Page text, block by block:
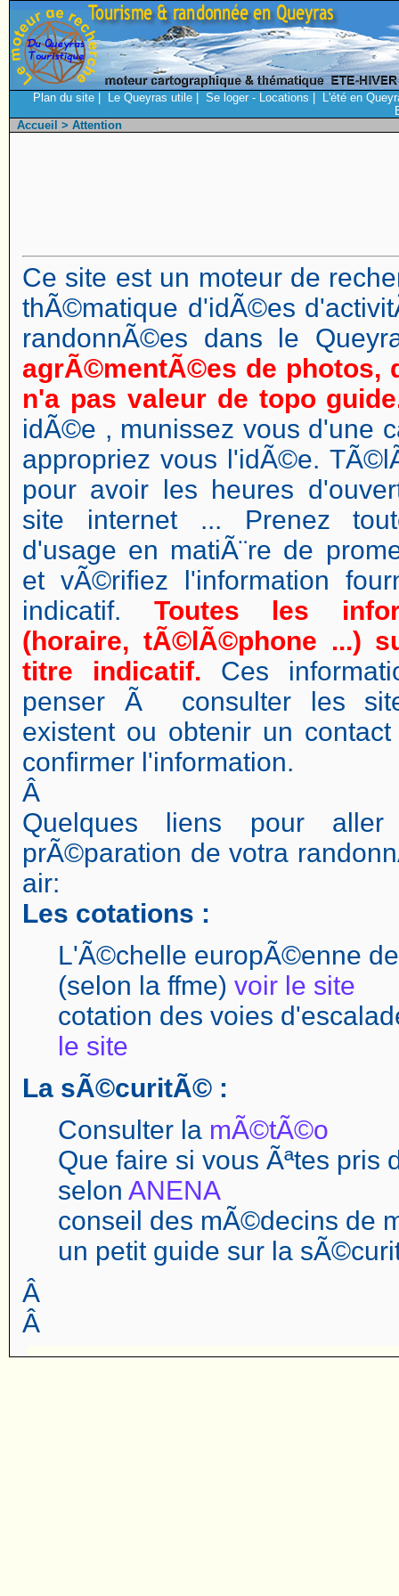
Plan du site Le Queyras utile Se loger - Locations
L'été en
Accueil > Attention
Ce site est un moteur de
thÃ©matique d'idÃ©es
randonnÃ©es dans le
agrÃ©mentÃ©es de photos,
n'a pas valeur de topo
idÃ©e , munissez vous d'une
appropriez vous l'idÃ©e.
pour avoir les heures
site internet ... Prenez
d'usage en matiÃ¨re de
et vÃ©rifiez l'information
indicatif. Toutes les
(horaire, tÃ©lÃ©phone ...)
titre indicatif. Ces
penser Ã consulter les
existent ou obtenir un
confirmer l'information.
Â
Quelques liens pour
prÃ©paration de votra
air:
Les cotations :
L'Ã©chelle europÃ©enne
(selon la ffme) voir le site
cotation des voies
le site
La sÃ©curitÃ© :
Consulter la mÃ©tÃ©o
Que faire si vous Ãªtes pris
selon ANENA
conseil des mÃ©decins de
un petit guide sur la
Â
Â